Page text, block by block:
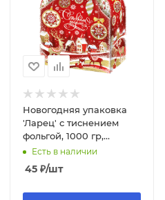
Новогодняя упаковка
'Ларец' с тиснением
фольгой, 1000 гр,
картонная подарочная
коробка, 15010648
Есть в наличии
45 ₽/шт